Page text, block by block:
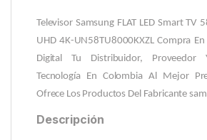
Televisor Samsung FLAT LED Smart TV
UHD 4K-UN58TU8000KXZLCompra
Digital Tu Distribuidor, Proveedor
Tecnología En Colombia Al Mejor
Ofrece Los Productos Del Fabricante
Descripción